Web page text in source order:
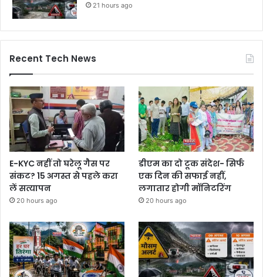
21 hours ago
Recent Tech News
E-KYC नहीं तो घरेलू गैस पर
संकट? 15 अगस्त से पहले करा
लें सत्यापन
20 hours ago
डीएम का दो टूक संदेश- सिर्फ
एक दिन की सफाई नहीं,
लगातार होगी मॉनिटरिंग
20 hours ago